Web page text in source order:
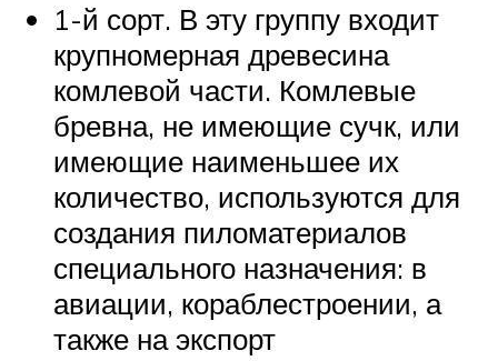
1-й сорт. В эту группу входит
крупномерная древесина
комлевой части. Комлевые
бревна, не имеющие сучк, или
имеющие наименьшее их
количество, используются для
создания пиломатериалов
специального назначения: в
авиации, кораблестроении, а
также на экспорт